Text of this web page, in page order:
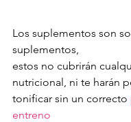
Los suplementos son
suplementos,
estos no cubrirán
nutricional, ni te harán
tonificar sin un correcto
entreno